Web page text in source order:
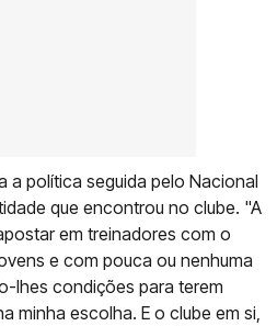
a política seguida pelo Nacional
que encontrou no clube. "A
em treinadores com o
e com pouca ou nenhuma
lhes condições para terem
minha escolha. E o clube em si,